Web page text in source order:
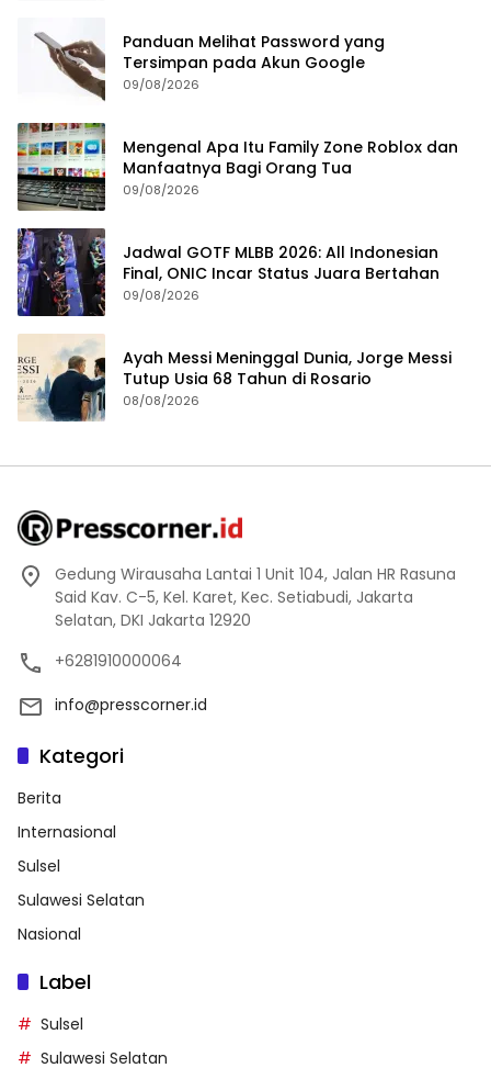
Panduan Melihat Password yang
Tersimpan pada Akun Google
09/08/2026
Mengenal Apa Itu Family Zone Roblox dan
Manfaatnya Bagi Orang Tua
09/08/2026
Jadwal GOTF MLBB 2026: All Indonesian
Final, ONIC Incar Status Juara Bertahan
09/08/2026
Ayah Messi Meninggal Dunia, Jorge Messi
Tutup Usia 68 Tahun di Rosario
08/08/2026
Gedung Wirausaha Lantai 1 Unit 104, Jalan HR Rasuna
Said Kav. C-5, Kel. Karet, Kec. Setiabudi, Jakarta
Selatan, DKI Jakarta 12920
+6281910000064
info@presscorner.id
Kategori
Berita
Internasional
Sulsel
Sulawesi Selatan
Nasional
Label
Sulsel
Sulawesi Selatan